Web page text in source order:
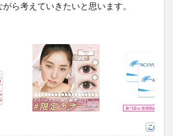
ら考えていきたいと思います。